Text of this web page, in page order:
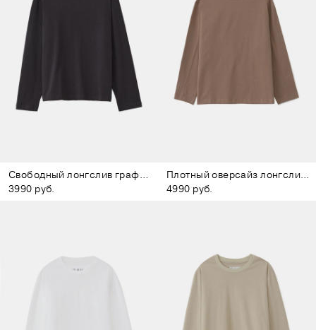
Свободный лонгслив графитовый
3990 руб.
Плотный оверсайз лонгслив коричневый
4990 руб.